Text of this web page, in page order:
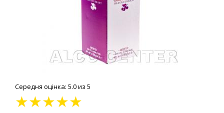
Середня оцінка: 5.0 из 5
★★★★★